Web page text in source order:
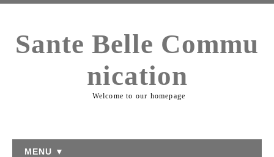
Sante Belle Commu
nication
Welcome to our homepage
MENU ▼